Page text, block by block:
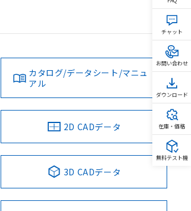
カタログ/データシート/マニュ
アル
2D CADデータ
3D CADデータ
チャット
お問い合わせ
ダウンロード
在庫・価格
無料テスト機